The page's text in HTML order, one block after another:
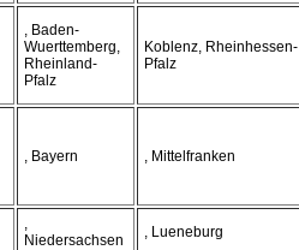
, Baden-
Wuerttemberg,
Rheinland-
Pfalz
Koblenz, Rheinhessen-
Pfalz
, Bayern , Mittelfranken
,
Niedersachsen
, Lueneburg